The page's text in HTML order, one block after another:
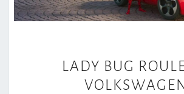
A
D
LADY BUG